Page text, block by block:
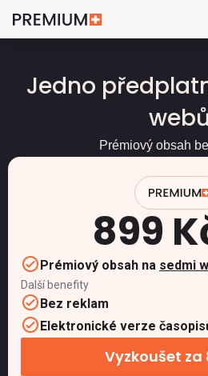
Jedno
webů
Prémiový obsah
899
Prémiový obsah na sedmi
Další benefity
Bez reklam
Elektronické verze
Vyzkoušet za